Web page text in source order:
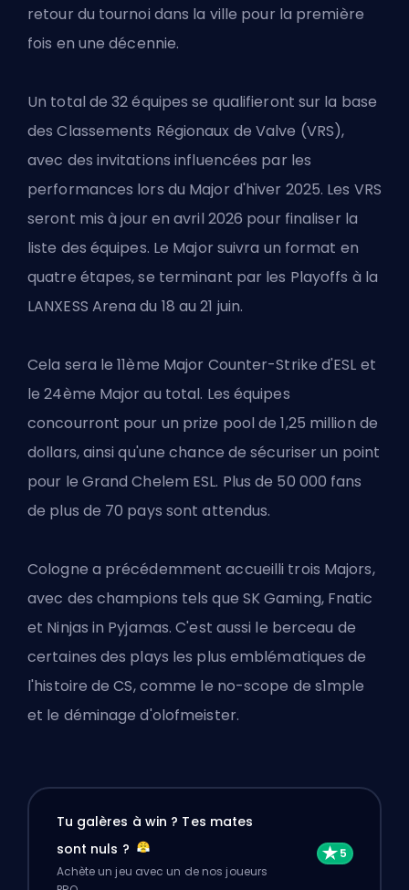
retour du tournoi dans la ville pour la première
fois en une décennie.
Un total de 32 équipes se qualifieront sur la base
des Classements Régionaux de Valve (VRS),
avec des invitations influencées par les
performances lors du Major d'hiver 2025. Les VRS
seront mis à jour en avril 2026 pour finaliser la
liste des équipes. Le Major suivra un format en
quatre étapes, se terminant par les Playoffs à la
LANXESS Arena du 18 au 21 juin.
Cela sera le 11ème Major Counter-Strike d'ESL et
le 24ème Major au total. Les équipes
concourront pour un prize pool de 1,25 million de
dollars, ainsi qu'une chance de sécuriser un point
pour le Grand Chelem ESL. Plus de 50 000 fans
de plus de 70 pays sont attendus.
Cologne a précédemment accueilli trois Majors,
avec des champions tels que SK Gaming, Fnatic
et Ninjas in Pyjamas. C'est aussi le berceau de
certaines des plays les plus emblématiques de
l'histoire de CS, comme le no-scope de s1mple
et le déminage d'olofmeister.
Tu galères à win ? Tes mates
sont nuls ?
Achète un jeu avec un de nos joueurs